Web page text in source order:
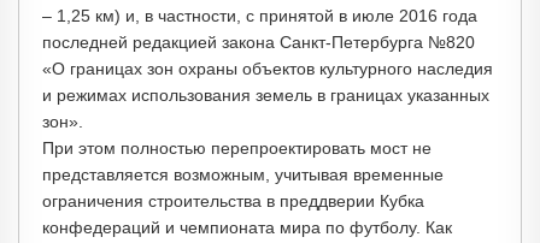
– 1,25 км) и, в частности, с принятой в июле 2016 года
последней редакцией закона Санкт-Петербурга №820
«О границах зон охраны объектов культурного наследия
и режимах использования земель в границах указанных
зон».
При этом полностью перепроектировать мост не
представляется возможным, учитывая временные
ограничения строительства в преддверии Кубка
конфедераций и чемпионата мира по футболу. Как